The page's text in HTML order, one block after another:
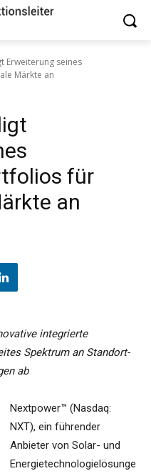
Erweiterung seines
Märkte an
für
an
integrierte
Spektrum an Standort-
ab
Nextpower™ (Nasdaq:
NXT), ein führender
Anbieter von Solar- und
Energietechnologielösunge